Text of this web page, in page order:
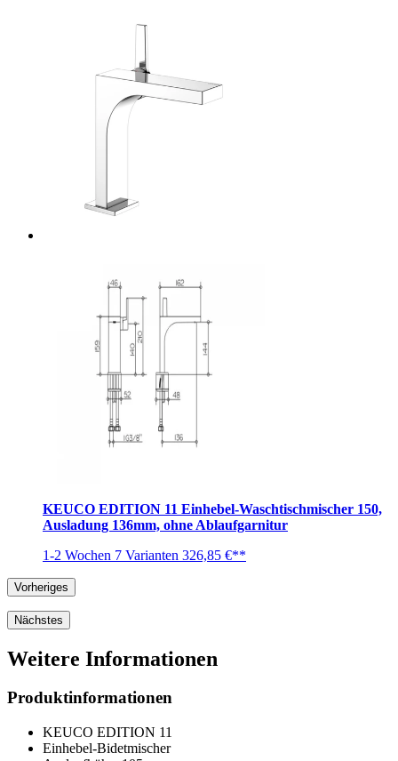
KEUCO EDITION 11 Einhebel-Waschtischmischer 150,
Ausladung 136mm, ohne Ablaufgarnitur
1-2 Wochen 7 Varianten 326,85 €**
Vorheriges
Nächstes
Weitere Informationen
Produktinformationen
KEUCO EDITION 11
Einhebel-Bidetmischer